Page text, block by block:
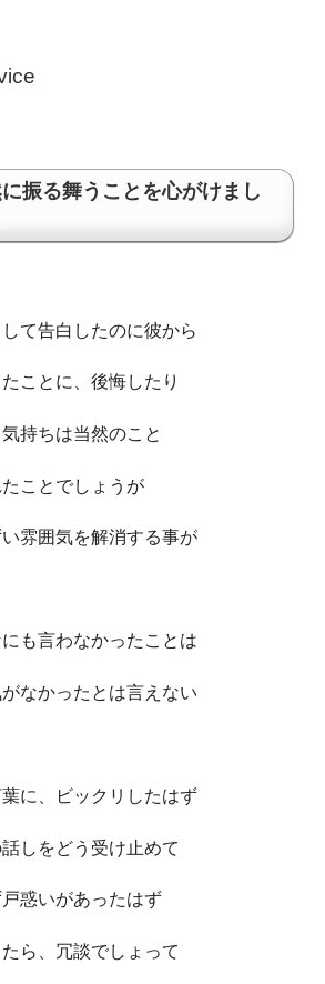
振る舞うことを心がけまし
て告白したのに彼から
ことに、後悔したり
持ちは当然のこと
ことでしょうが
雰囲気を解消する事が
も言わなかったことは
なかったとは言えない
に、ビックリしたはず
しをどう受け止めて
惑いがあったはず
ら、冗談でしょって